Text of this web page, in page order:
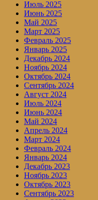
Июль 2025
Июнь 2025
Май 2025
Март 2025
Февраль 2025
Январь 2025
Декабрь 2024
Ноябрь 2024
Октябрь 2024
Сентябрь 2024
Август 2024
Июль 2024
Июнь 2024
Май 2024
Апрель 2024
Март 2024
Февраль 2024
Январь 2024
Декабрь 2023
Ноябрь 2023
Октябрь 2023
Сентябрь 2023